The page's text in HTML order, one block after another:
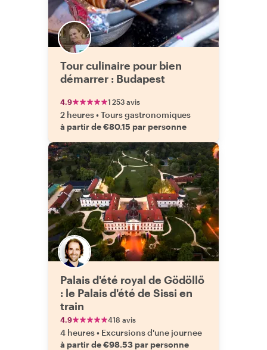
Tour culinaire pour bien
démarrer : Budapest
4.9 1 253 avis
2 heures•Tours gastronomiques
à partir de €80.15 par personne
Palais d'été royal de Gödöllő
: le Palais d'été de Sissi en
train
4.9 418 avis
4 heures• Excursions d'une journee
à partir de €98.53 par personne